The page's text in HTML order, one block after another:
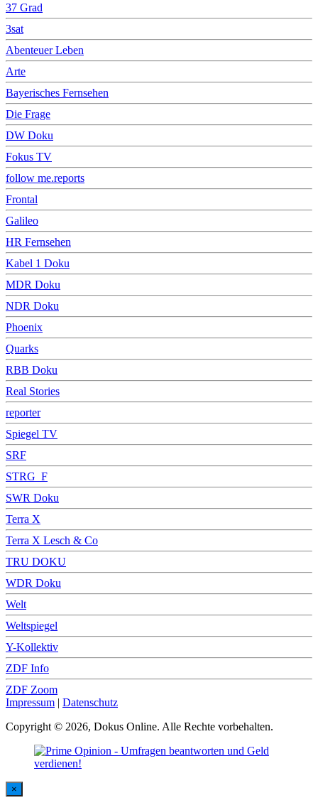
37 Grad
3sat
Abenteuer Leben
Arte
Bayerisches Fernsehen
Die Frage
DW Doku
Fokus TV
follow me.reports
Frontal
Galileo
HR Fernsehen
Kabel 1 Doku
MDR Doku
NDR Doku
Phoenix
Quarks
RBB Doku
Real Stories
reporter
Spiegel TV
SRF
STRG_F
SWR Doku
Terra X
Terra X Lesch & Co
TRU DOKU
WDR Doku
Welt
Weltspiegel
Y-Kollektiv
ZDF Info
ZDF Zoom
Impressum | Datenschutz
Copyright © 2026, Dokus Online. Alle Rechte vorbehalten.
×